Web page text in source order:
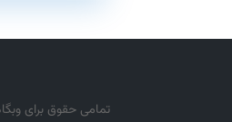
تمامی حقوق برای